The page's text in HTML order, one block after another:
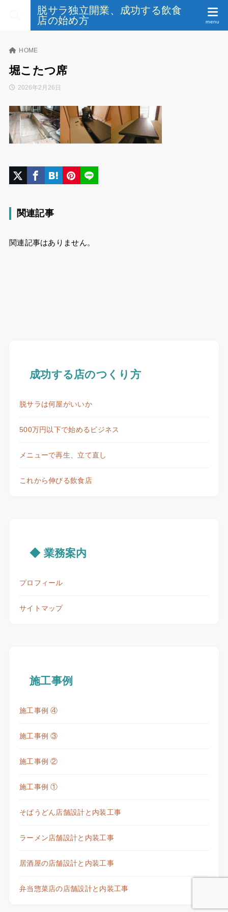
脱サラ独立開業、成功する飲食
店の始め方
HOME
堀こたつ席
2026年2月26日
関連記事
関連記事はありません。
成功する店のつくり方
脱サラは何屋がいいか
500万円以下で始めるビジネス
メニューで再生、立て直し
これから伸びる飲食店
◆ 業務案内
プロフィール
サイトマップ
施工事例
施工事例 ④
施工事例 ③
施工事例 ②
施工事例 ①
そばうどん店舗設計と内装工事
ラーメン店舗設計と内装工事
居酒屋の店舗設計と内装工事
弁当惣菜店の店舗設計と内装工事